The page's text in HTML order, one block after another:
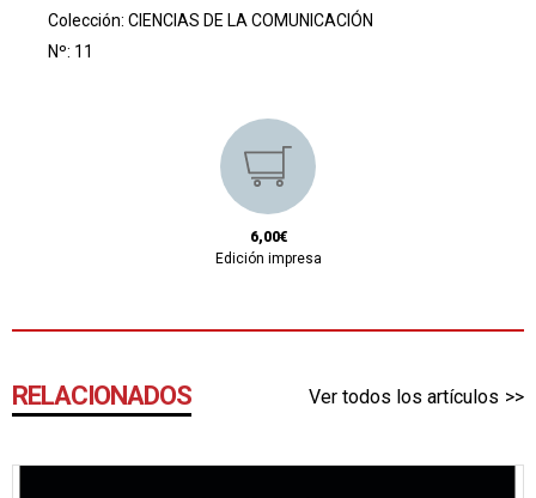
Colección: CIENCIAS DE LA COMUNICACIÓN
Nº: 11
6,00€
Edición impresa
RELACIONADOS Ver todos los artículos